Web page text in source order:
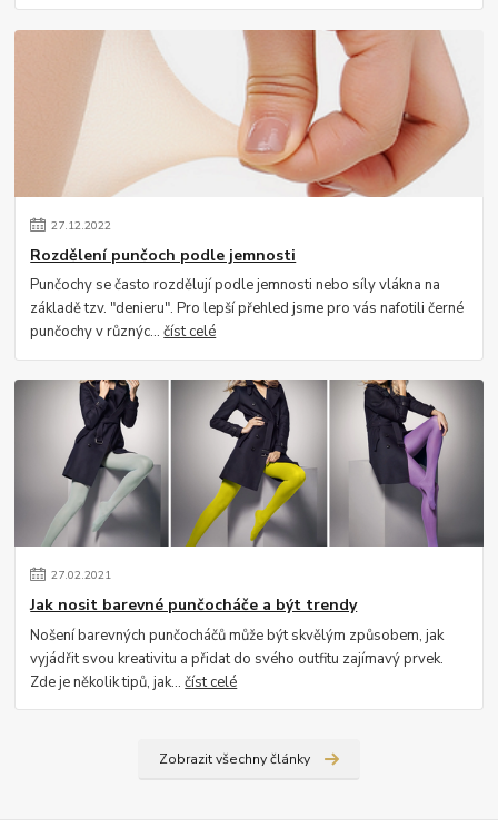
27.12.2022
Rozdělení punčoch podle jemnosti
Punčochy se často rozdělují podle jemnosti nebo síly vlákna na
základě tzv. "denieru". Pro lepší přehled jsme pro vás nafotili černé
punčochy v různýc...číst celé
27.02.2021
Jak nosit barevné punčocháče a být trendy
Nošení barevných punčocháčů může být skvělým způsobem, jak
vyjádřit svou kreativitu a přidat do svého outfitu zajímavý prvek.
Zde je několik tipů, jak...číst celé
Zobrazit všechny články